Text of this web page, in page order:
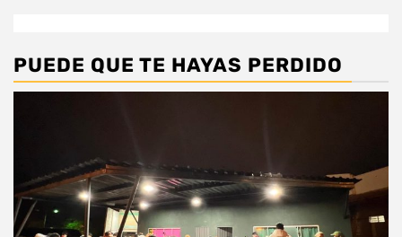
PUEDE QUE TE HAYAS PERDIDO